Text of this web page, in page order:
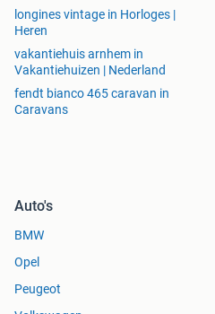
longines vintage in Horloges |
Heren
vakantiehuis arnhem in
Vakantiehuizen | Nederland
fendt bianco 465 caravan in
Caravans
Auto's
BMW
Opel
Peugeot